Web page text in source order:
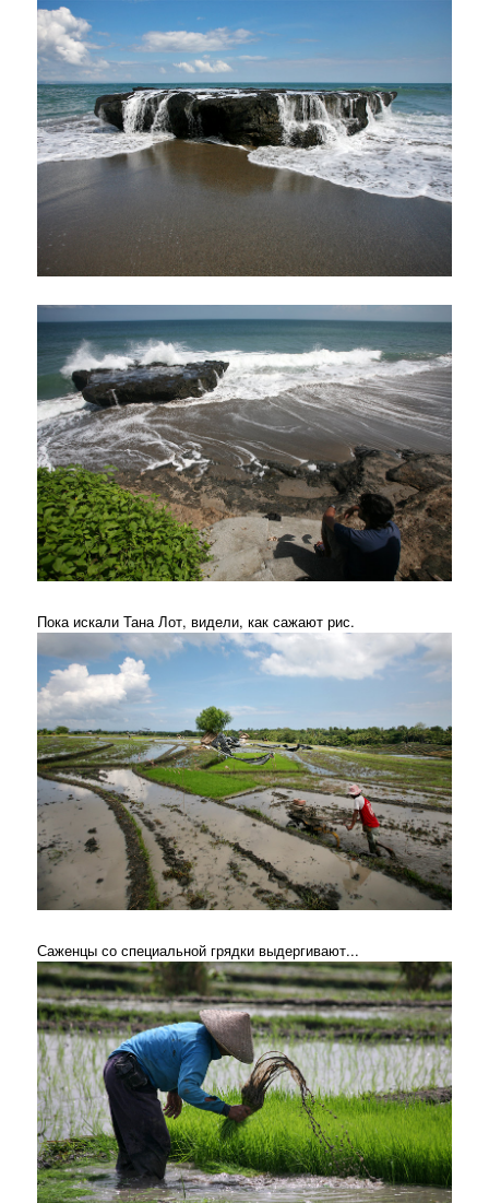
Пока искали Тана Лот, видели, как сажают рис.
Саженцы со специальной грядки выдергивают...